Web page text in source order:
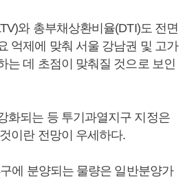
와 총부채상환비율(DTI)도 전면
억제에 맞춰 서울 강남권 및 고가
는 데 초점이 맞춰질 것으로 보인
화되는 등 투기과열지구 지정은
이란 전망이 우세하다.
에 분양되는 물량은 일반분양가